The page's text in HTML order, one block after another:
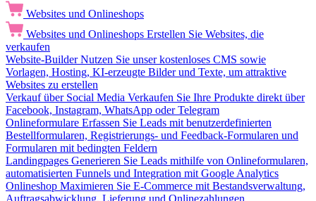
Websites und Onlineshops
Websites und Onlineshops Erstellen Sie Websites, die
verkaufen
Website-Builder Nutzen Sie unser kostenloses CMS sowie
Vorlagen, Hosting, KI-erzeugte Bilder und Texte, um attraktive
Websites zu erstellen
Verkauf über Social Media Verkaufen Sie Ihre Produkte direkt über
Facebook, Instagram, WhatsApp oder Telegram
Onlineformulare Erfassen Sie Leads mit benutzerdefinierten
Bestellformularen, Registrierungs- und Feedback-Formularen und
Formularen mit bedingten Feldern
Landingpages Generieren Sie Leads mithilfe von Onlineformularen,
automatisierten Funnels und Integration mit Google Analytics
Onlineshop Maximieren Sie E-Commerce mit Bestandsverwaltung,
Auftragsabwicklung, Lieferung und Onlinezahlungen